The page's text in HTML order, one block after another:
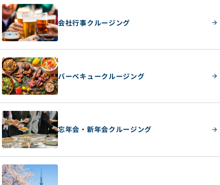
会社行事クルージング
バーベキュークルージング
忘年会・新年会クルージング